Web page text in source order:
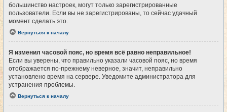
большинство настроек, могут только зарегистрированные
пользователи. Если вы не зарегистрированы, то сейчас удачный
момент сделать это.
Вернуться к началу
Я изменил часовой пояс, но время всё равно неправильное!
Если вы уверены, что правильно указали часовой пояс, но время
отображается по-прежнему неверное, значит, неправильно
установлено время на сервере. Уведомите администратора для
устранения проблемы.
Вернуться к началу